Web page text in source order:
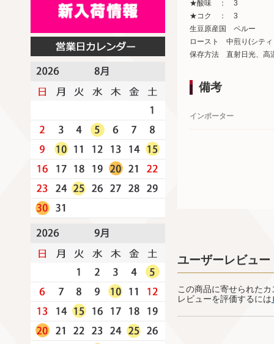
★酸味 ： 3
★コク ： 3
生豆原産国 ペルー
ロースト 中煎り(シティ
保存方法 直射日光、高
備考
インポーター
ユーザーレビュー
この商品に寄せられた
レビューを評価するには